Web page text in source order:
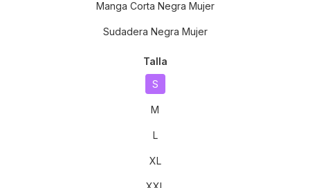
Manga Corta Negra Mujer
Sudadera Negra Mujer
Talla
S
M
L
XL